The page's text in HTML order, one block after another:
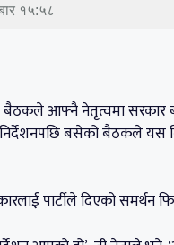
१५:५८
आफ्नै नेतृत्वमा सरकार
निर्देशनपछि बसेको बैठकले
पार्टीले दिएको समर्थन